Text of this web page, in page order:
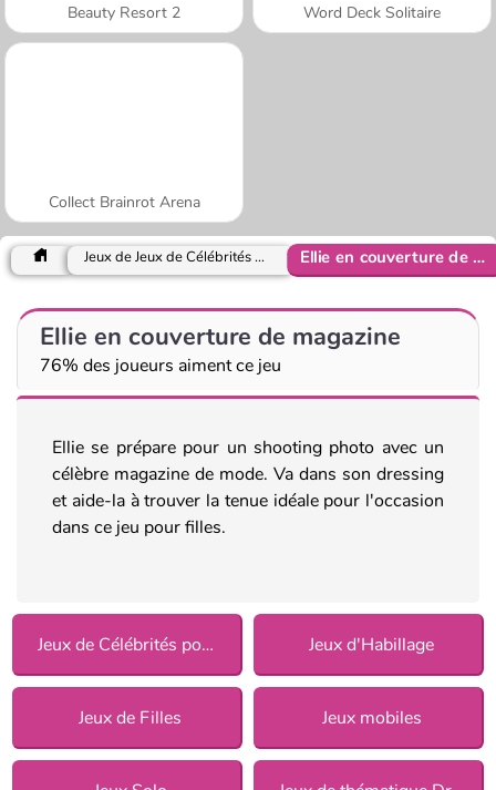
Beauty Resort 2 Word Deck Solitaire
Collect Brainrot Arena
Jeux de Jeux de Célébrités pour Filles Ellie en couverture de magazine
Ellie en couverture de magazine
76% des joueurs aiment ce jeu
Ellie se prépare pour un shooting photo avec un
célèbre magazine de mode. Va dans son dressing
et aide-la à trouver la tenue idéale pour l'occasion
dans ce jeu pour filles.
Jeux de Célébrités pour Filles Jeux d'Habillage
Jeux de Filles Jeux mobiles